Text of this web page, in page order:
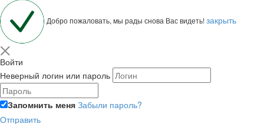
Добро пожаловать, мы рады снова Вас видеть!закрыть
Войти
Неверный логин или пароль
Запомнить меня Забыли пароль?
Отправить